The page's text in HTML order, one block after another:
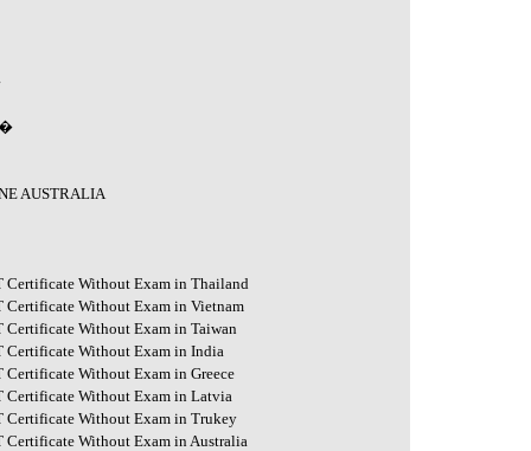
�
AUSTRALIA
Certificate Without Exam in Thailand
Certificate Without Exam in Vietnam
Certificate Without Exam in Taiwan
Certificate Without Exam in India
Without Exam in Greece
Certificate Without Exam in Latvia
Certificate Without Exam in Trukey
Certificate Without Exam in Australia